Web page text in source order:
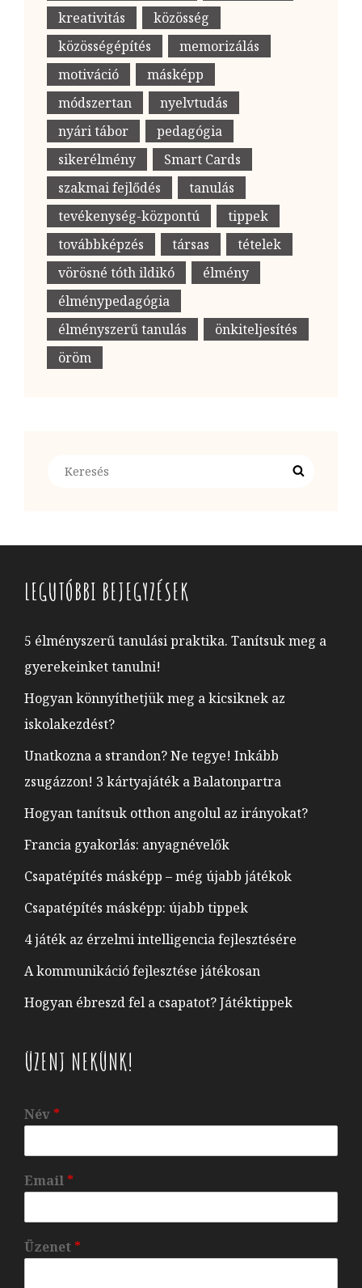
kreativitás
közösség
közösségépítés
memorizálás
motiváció
másképp
módszertan
nyelvtudás
nyári tábor
pedagógia
sikerélmény
Smart Cards
szakmai fejlődés
tanulás
tevékenység-központú
tippek
továbbképzés
társas
tételek
vörösné tóth ildikó
élmény
élménypedagógia
élményszerű tanulás
önkiteljesítés
öröm
Search
LEGUTÓBBI BEJEGYZÉSEK
5 élményszerű tanulási praktika. Tanítsuk meg a
gyerekeinket tanulni!
Hogyan könnyíthetjük meg a kicsiknek az
iskolakezdést?
Unatkozna a strandon? Ne tegye! Inkább
zsugázzon! 3 kártyajáték a Balatonpartra
Hogyan tanítsuk otthon angolul az irányokat?
Francia gyakorlás: anyagnévelők
Csapatépítés másképp – még újabb játékok
Csapatépítés másképp: újabb tippek
4 játék az érzelmi intelligencia fejlesztésére
A kommunikáció fejlesztése játékosan
Hogyan ébreszd fel a csapatot? Játéktippek
ÜZENJ NEKÜNK!
Név *
Email *
Üzenet *